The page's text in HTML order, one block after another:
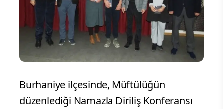
Burhaniye ilçesinde, Müftülüğün
düzenlediği Namazla Diriliş Konferansı